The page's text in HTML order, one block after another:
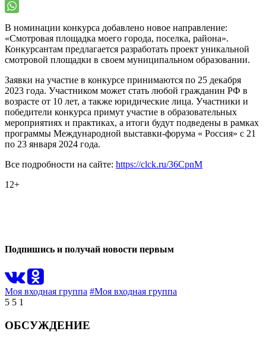
В номинации конкурса добавлено новое направление:
«Смотровая площадка моего города, поселка, района».
Конкурсантам предлагается разработать проект уникальной
смотровой площадки в своем муниципальном образовании.
Заявки на участие в конкурсе принимаются по 25 декабря
2023 года. Участником может стать любой гражданин РФ в
возрасте от 10 лет, а также юридические лица. Участники и
победители конкурса примут участие в образовательных
мероприятиях и практиках, а итоги будут подведены в рамках
программы Международной выставки-форума « Россия» с 21
по 23 января 2024 года.
Все подробности на сайте: https://clck.ru/36CpnM
12+
Подпишись и получай новости первым
Моя входная группа #Моя входная группа
5 5 1
ОБСУЖДЕНИЕ